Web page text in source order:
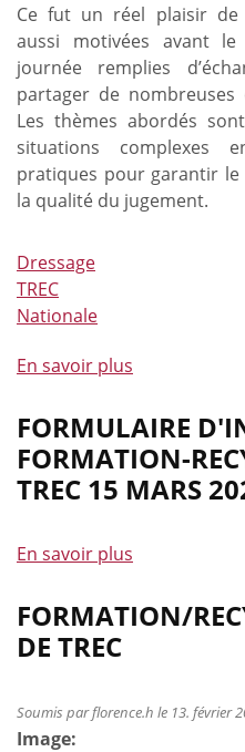
Ce fut un réel plaisir de
aussi motivées avant
journée remplies
partager de nombreuses
Les thèmes abordés
situations complexes
pratiques pour garantir le
la qualité du jugement.
Dressage
TREC
Nationale
En savoir plus
de
Une
bonne
formation
d'Equitation
de
FORMULAIRE
FORMATION-
TREC 15 MARS
En savoir plus
de
Formulaire
recyclage
FORMATION/
DE TREC
Soumis parflorence.h le 13. février
Image: